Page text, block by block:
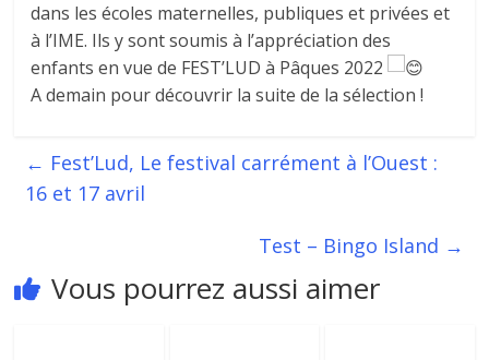
dans les écoles maternelles, publiques et privées et
à l’IME. Ils y sont soumis à l’appréciation des
enfants en vue de FEST’LUD à Pâques 2022
A demain pour découvrir la suite de la sélection !
← Fest’Lud, Le festival carrément à l’Ouest :
16 et 17 avril
Test – Bingo Island →
Vous pourrez aussi aimer